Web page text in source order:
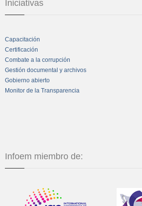
Iniciativas
Capacitación
Certificación
Combate a la corrupción
Gestión documental y archivos
Gobierno abierto
Monitor de la Transparencia
Infoem miembro de: